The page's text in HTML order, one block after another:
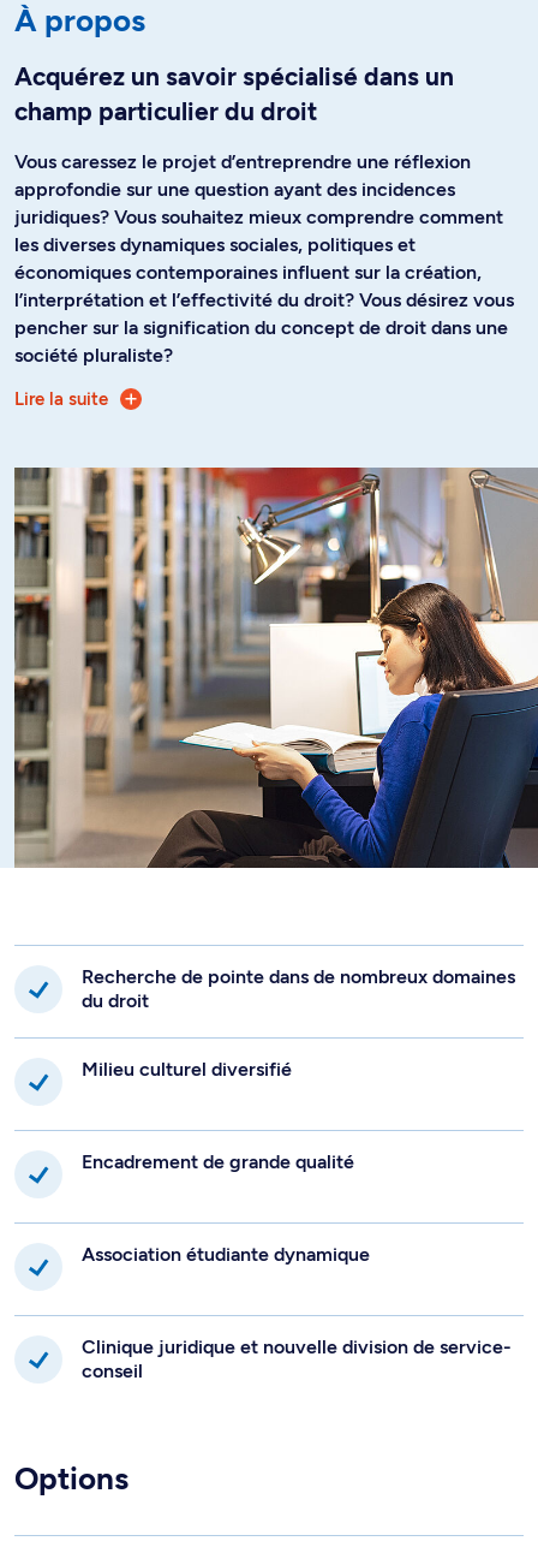
À propos
Acquérez un savoir spécialisé dans un
champ particulier du droit
Vous caressez le projet d’entreprendre une réflexion
approfondie sur une question ayant des incidences
juridiques? Vous souhaitez mieux comprendre comment
les diverses dynamiques sociales, politiques et
économiques contemporaines influent sur la création,
l’interprétation et l’effectivité du droit? Vous désirez vous
pencher sur la signification du concept de droit dans une
société pluraliste?
Le D.E.S.S. en droit des affaires vous offre une formation
allie à la fois la théorie et la pratique. Il vise à répondre aux
attentes et aux besoins des juristes québécois et étrangers
dans le contexte de la globalisation des marchés.
Lire la suite
Recherche de pointe dans de nombreux domaines
du droit
Milieu culturel diversifié
Encadrement de grande qualité
Association étudiante dynamique
Clinique juridique et nouvelle division de service-
conseil
Options